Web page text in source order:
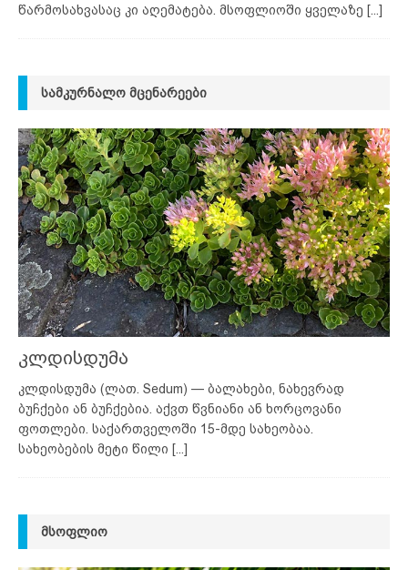
წარმოსახვასაც კი აღემატება. მსოფლიოში ყველაზე [...]
ᲡᲐᲛᲙᲣᲠᲜᲐᲚᲝ ᲛᲪᲔᲜᲐᲠᲔᲔᲑᲘ
კლდისდუმა
კლდისდუმა (ლათ. Sedum) — ბალახები, ნახევრად
ბუჩქები ან ბუჩქებია. აქვთ წვნიანი ან ხორცოვანი
ფოთლები. საქართველოში 15-მდე სახეობაა.
სახეობების მეტი წილი [...]
ᲛᲡᲝᲤᲚᲘᲝ